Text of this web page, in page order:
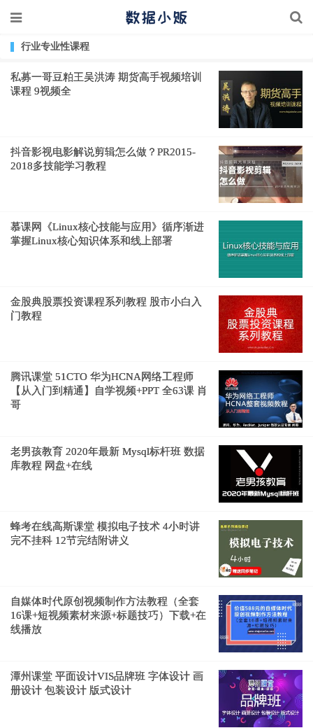
行业专业性课程
私募一哥豆粕王吴洪涛 期货高手视频培训
课程 9视频全
抖音影视电影解说剪辑怎么做？PR2015-
2018多技能学习教程
慕课网《Linux核心技能与应用》循序渐进
掌握Linux核心知识体系和线上部署
金股典股票投资课程系列教程 股市小白入
门教程
腾讯课堂 51CTO 华为HCNA网络工程师
【从入门到精通】自学视频+PPT 全63课 肖
哥
老男孩教育 2020年最新 Mysql标杆班 数据
库教程 网盘+在线
蜂考在线高斯课堂 模拟电子技术 4小时讲
完不挂科 12节完结附讲义
自媒体时代原创视频制作方法教程（全套
16课+短视频素材来源+标题技巧）下载+在
线播放
潭州课堂 平面设计VIS品牌班 字体设计 画
册设计 包装设计 版式设计